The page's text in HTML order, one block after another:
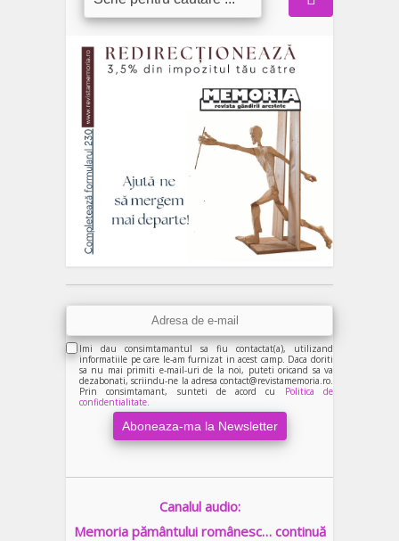
Imi dau consimtamantul sa fiu contactat(a), utilizand
informatiile pe care le-am furnizat in acest camp. Daca doriti
sa nu mai primiti e-mail-uri de la noi, puteti oricand sa va
dezabonati, scriindu-ne la adresa contact@revistamemoria.ro.
Prin consimtamant, sunteti de acord cu Politica de
confidentialitate.
Canalul audio:
Memoria pământului românesc… continuă